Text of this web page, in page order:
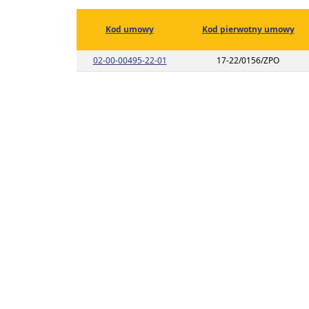
Kod umowy Kod pierwotny umowy
02-00-00495-22-01 Link do listy planu umowy o kodzie
17-22/0156/ZPO